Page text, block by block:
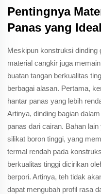
Pentingnya
Panas yang Ideal
Meskipun konstruksi dinding
material cangkir juga
buatan tangan berkualitas
berbagai alasan. Pertama,
hantar panas yang lebih
Artinya, dinding bagian
panas dari cairan. Bahan
silikat boron tinggi, yang
termal rendah pada
berkualitas tinggi dicirikan
berpori. Artinya, teh tidak
dapat mengubah profil rasa